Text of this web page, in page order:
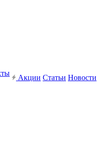
Акции Статьи Новости